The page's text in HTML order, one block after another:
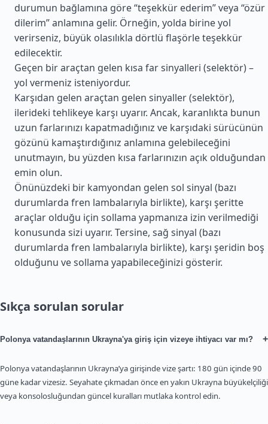
durumun bağlamına göre “teşekkür ederim” veya “özür
dilerim” anlamına gelir. Örneğin, yolda birine yol
verirseniz, büyük olasılıkla dörtlü flaşörle teşekkür
edilecektir.
Geçen bir araçtan gelen kısa far sinyalleri (selektör) –
yol vermeniz isteniyordur.
Karşıdan gelen araçtan gelen sinyaller (selektör),
ilerideki tehlikeye karşı uyarır. Ancak, karanlıkta bunun
uzun farlarınızı kapatmadığınız ve karşıdaki sürücünün
gözünü kamaştırdığınız anlamına gelebileceğini
unutmayın, bu yüzden kısa farlarınızın açık olduğundan
emin olun.
Önünüzdeki bir kamyondan gelen sol sinyal (bazı
durumlarda fren lambalarıyla birlikte), karşı şeritte
araçlar olduğu için sollama yapmanıza izin verilmediği
konusunda sizi uyarır. Tersine, sağ sinyal (bazı
durumlarda fren lambalarıyla birlikte), karşı şeridin boş
olduğunu ve sollama yapabileceğinizi gösterir.
Sıkça sorulan sorular
Polonya vatandaşlarının Ukrayna'ya giriş için vizeye ihtiyacı var mı? +
Polonya vatandaşlarının Ukrayna’ya girişinde vize şartı: 180 gün içinde 90
güne kadar vizesiz. Seyahate çıkmadan önce en yakın Ukrayna büyükelçiliği
veya konsolosluğundan güncel kuralları mutlaka kontrol edin.